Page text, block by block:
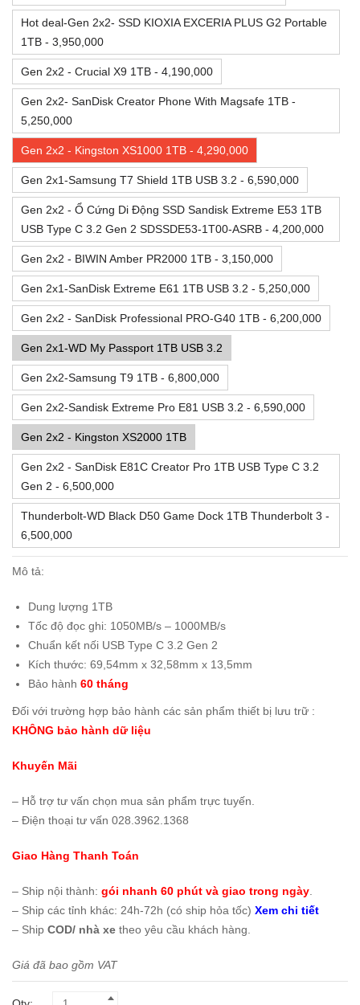
Hot deal-Gen 2x2- SSD KIOXIA EXCERIA PLUS G2 Portable
1TB - 3,950,000
Gen 2x2 - Crucial X9 1TB - 4,190,000
Gen 2x2- SanDisk Creator Phone With Magsafe 1TB -
5,250,000
Gen 2x2 - Kingston XS1000 1TB - 4,290,000
Gen 2x1-Samsung T7 Shield 1TB USB 3.2 - 6,590,000
Gen 2x2 - Ổ Cứng Di Động SSD Sandisk Extreme E53 1TB
USB Type C 3.2 Gen 2 SDSSDE53-1T00-ASRB - 4,200,000
Gen 2x2 - BIWIN Amber PR2000 1TB - 3,150,000
Gen 2x1-SanDisk Extreme E61 1TB USB 3.2 - 5,250,000
Gen 2x2 - SanDisk Professional PRO-G40 1TB - 6,200,000
Gen 2x1-WD My Passport 1TB USB 3.2
Gen 2x2-Samsung T9 1TB - 6,800,000
Gen 2x2-Sandisk Extreme Pro E81 USB 3.2 - 6,590,000
Gen 2x2 - Kingston XS2000 1TB
Gen 2x2 - SanDisk E81C Creator Pro 1TB USB Type C 3.2
Gen 2 - 6,500,000
Thunderbolt-WD Black D50 Game Dock 1TB Thunderbolt 3 -
6,500,000
Mô tả:
Dung lượng 1TB
Tốc độ đọc ghi: 1050MB/s – 1000MB/s
Chuẩn kết nối USB Type C 3.2 Gen 2
Kích thước: 69,54mm x 32,58mm x 13,5mm
Bảo hành 60 tháng
Đối với trường hợp bảo hành các sản phẩm thiết bị lưu trữ :
KHÔNG bảo hành dữ liệu
Khuyến Mãi
– Hỗ trợ tư vấn chọn mua sản phẩm trực tuyến.
– Điện thoại tư vấn 028.3962.1368
Giao Hàng Thanh Toán
– Ship nội thành: gói nhanh 60 phút và giao trong ngày
– Ship các tỉnh khác: 24h-72h (có ship hỏa tốc) Xem chi tiết
– Ship COD/ nhà xe theo yêu cầu khách hàng.
Giá đã bao gồm VAT